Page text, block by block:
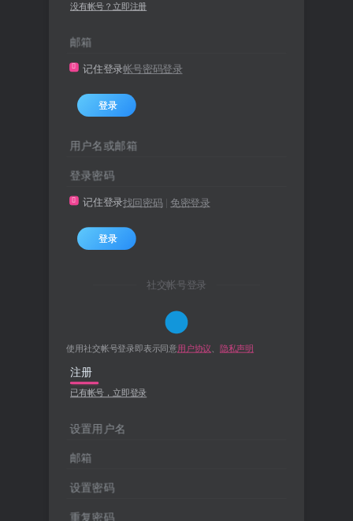
没有帐号？立即注册
邮箱
记住登录帐号密码登录
登录
用户名或邮箱
登录密码
记住登录找回密码| 免密登录
登录
社交帐号登录
使用社交帐号登录即表示同意用户协议、 隐私声明
注册
已有帐号，立即登录
设置用户名
邮箱
设置密码
重复密码